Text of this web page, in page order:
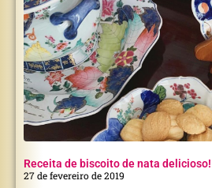
Receita de biscoito de nata delicioso!
27 de fevereiro de 2019